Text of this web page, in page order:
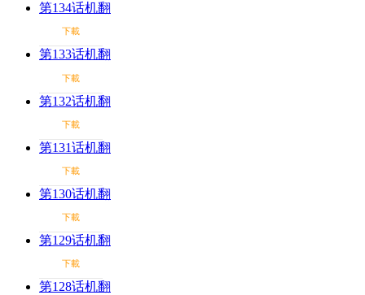
第134话机翻
下載
第133话机翻
下載
第132话机翻
下載
第131话机翻
下載
第130话机翻
下載
第129话机翻
下載
第128话机翻